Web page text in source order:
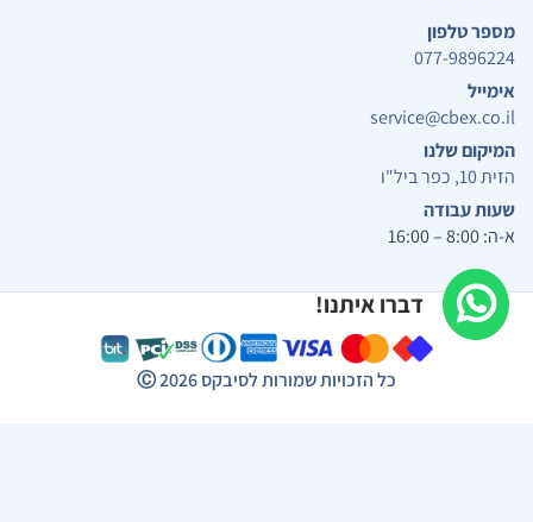
דברו איתנו!
מספר טלפון
077-9896224
אימייל
service@cbex.co.il
המיקום שלנו
הזית 10, כפר ביל"ו
שעות עבודה
א-ה: 8:00 – 16:00
כל הזכויות שמורות לסיבקס2026
Ⓒ